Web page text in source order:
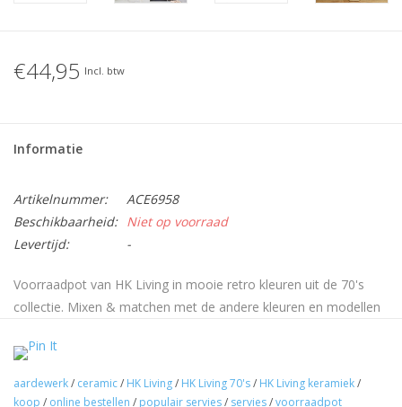
€44,95 Incl. btw
Informatie
Artikelnummer:
ACE6958
Beschikbaarheid: Niet op voorraad
Levertijd:
-
Voorraadpot van HK Living in mooie retro kleuren uit de 70's
collectie. Mixen & matchen met de andere kleuren en modellen
maar niet magnetron bestendig. Deze voorraadpot maakt de
keuken stoer, gezellig en geeft een eigentijdse uitstraling. De
Voorraadpotten zijn allemaal uniek door de handgemaakte
aardewerk/ ceramic/ HK Living/ HK Living 70's/ HK Living keramiek/
koop / online bestellen / populair servies/ servies/voorraadpot